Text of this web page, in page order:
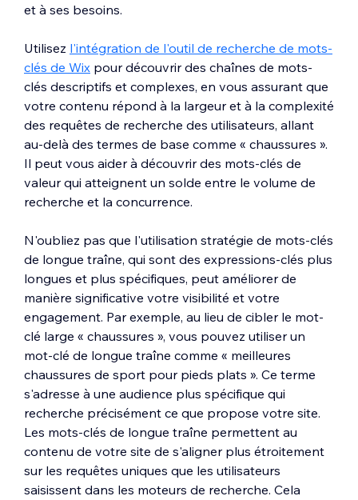
et à ses besoins.
Utilisez l'intégration de l'outil de recherche de mots-
clés de Wix pour découvrir des chaînes de mots-
clés descriptifs et complexes, en vous assurant que
votre contenu répond à la largeur et à la complexité
des requêtes de recherche des utilisateurs, allant
au-delà des termes de base comme « chaussures ».
Il peut vous aider à découvrir des mots‑clés de
valeur qui atteignent un solde entre le volume de
recherche et la concurrence.
N'oubliez pas que l'utilisation stratégie de mots-clés
de longue traîne, qui sont des expressions-clés plus
longues et plus spécifiques, peut améliorer de
manière significative votre visibilité et votre
engagement. Par exemple, au lieu de cibler le mot-
clé large « chaussures », vous pouvez utiliser un
mot-clé de longue traîne comme « meilleures
chaussures de sport pour pieds plats ». Ce terme
s'adresse à une audience plus spécifique qui
recherche précisément ce que propose votre site.
Les mots-clés de longue traîne permettent au
contenu de votre site de s'aligner plus étroitement
sur les requêtes uniques que les utilisateurs
saisissent dans les moteurs de recherche. Cela